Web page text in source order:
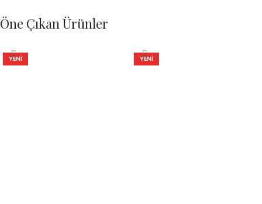
Öne Çıkan Ürünler
YENI YENI